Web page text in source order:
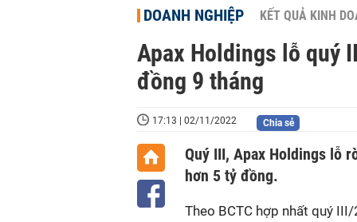
DOANH NGHIỆP KẾT QUẢ KINH
Apax Holdings lỗ quý
đồng 9 tháng
17:13 | 02/11/2022 Chia sẻ
Quý III, Apax Holdings lỗ
hơn 5 tỷ đồng.
Theo BCTC hợp nhất quý III/